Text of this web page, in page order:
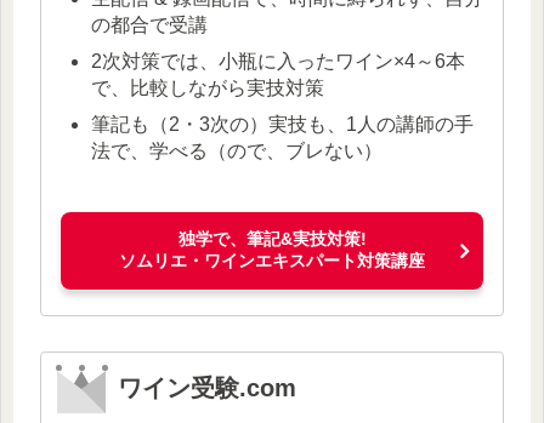
の都合で受講
2次対策では、小瓶に入ったワイン×4～6本
で、比較しながら実技対策
筆記も（2・3次の）実技も、1人の講師の手
法で、学べる（ので、ブレない）
独学で、筆記&実技対策!
ソムリエ・ワインエキスパート対策講座
ワイン受験.com